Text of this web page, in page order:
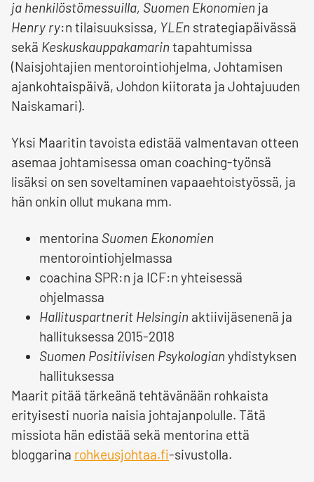
ja henkilöstömessuilla, Suomen Ekonomien ja
Henry ry:n tilaisuuksissa, YLEn strategiapäivässä
sekä Keskuskauppakamarin tapahtumissa
(Naisjohtajien mentorointiohjelma, Johtamisen
ajankohtaispäivä, Johdon kiitorata ja Johtajuuden
Naiskamari).
Yksi Maaritin tavoista edistää valmentavan otteen
asemaa johtamisessa oman coaching-työnsä
lisäksi on sen soveltaminen vapaaehtoistyössä, ja
hän onkin ollut mukana mm.
mentorina Suomen Ekonomien
mentorointiohjelmassa
coachina SPR:n ja ICF:n yhteisessä
ohjelmassa
Hallituspartnerit Helsingin aktiivijäsenenä ja
hallituksessa 2015-2018
Suomen Positiivisen Psykologian yhdistyksen
hallituksessa
Maarit pitää tärkeänä tehtävänään rohkaista
erityisesti nuoria naisia johtajanpolulle. Tätä
missiota hän edistää sekä mentorina että
bloggarina rohkeusjohtaa.fi-sivustolla.